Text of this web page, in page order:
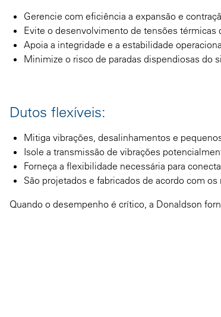
Gerencie com eficiência a expansão e
Evite o desenvolvimento de tensões térmicas
Apoia a integridade e a estabilidade
Minimize o risco de paradas dispendiosas do
Dutos flexíveis:
Mitiga vibrações, desalinhamentos e
Isole a transmissão de vibrações
Forneça a flexibilidade necessária para
São projetados e fabricados de acordo com
Quando o desempenho é crítico, a Donaldson